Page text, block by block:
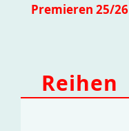
Premieren 25/26
Reihen